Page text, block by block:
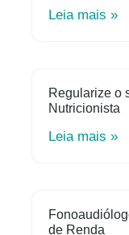
Leia mais »
Regularize o
Nutricionista
Leia mais »
de Renda